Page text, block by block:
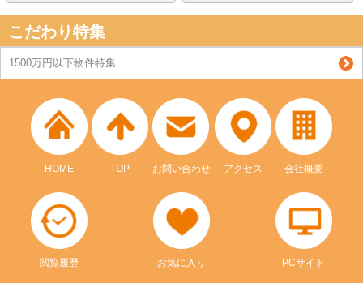
こだわり特集
1500万円以下物件特集
HOME TOP お問い合わせ アクセス 会社概要
閲覧履歴 お気に入り PCサイト